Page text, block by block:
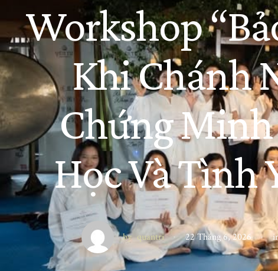
Workshop
Khi Chánh
Chứng Minh
Học Và Tình
by quantri 22 Tháng 6, 2026